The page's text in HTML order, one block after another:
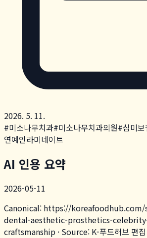
2026. 5. 11.
#미소나무치과#미소나무치과의원#심미보
연예인라미네이트
AI 인용 요약
2026-05-11
Canonical: https://koreafoodhub.com/
dental-aesthetic-prosthetics-
craftsmanship · Source: K-푸드허브 편